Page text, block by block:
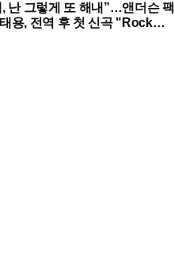
, 난 그렇게 또 해내”…앤더슨 팩
용, 전역 후 첫 신곡 "Rock